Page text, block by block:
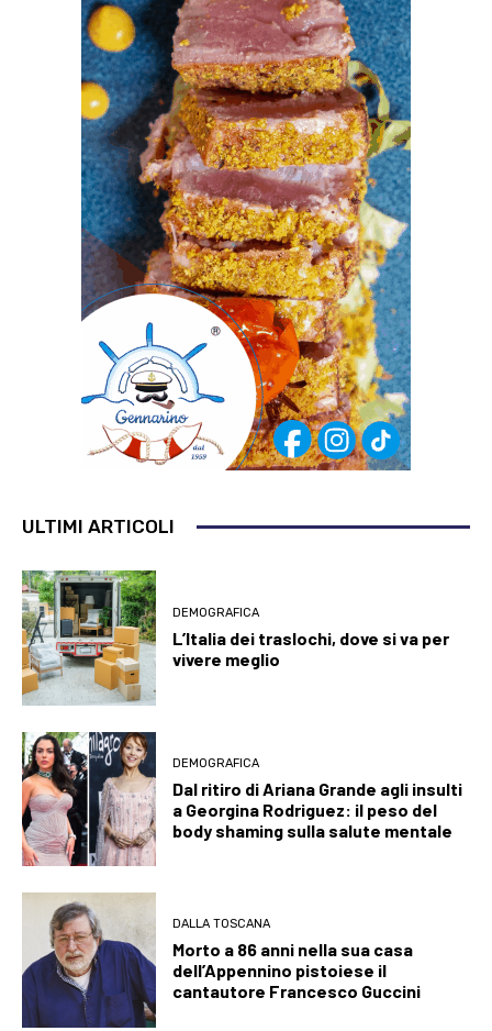
ULTIMI ARTICOLI
DEMOGRAFICA
L’Italia dei traslochi, dove si va per
vivere meglio
DEMOGRAFICA
Dal ritiro di Ariana Grande agli insulti
a Georgina Rodriguez: il peso del
body shaming sulla salute mentale
DALLA TOSCANA
Morto a 86 anni nella sua casa
dell’Appennino pistoiese il
cantautore Francesco Guccini